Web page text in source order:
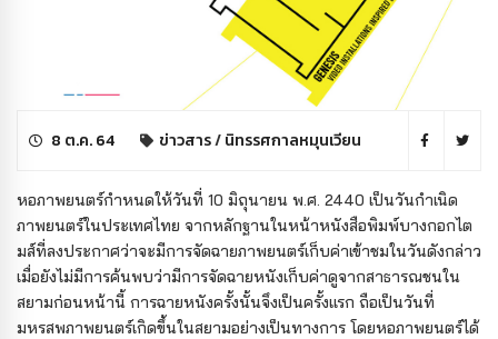
8 ต.ค. 64 ข่าวสาร/นิทรรศกาลหมุนเวียน
หอภาพยนตร์กำหนดให้วันที่ 10 มิถุนายน พ.ศ. 2440 เป็นวันกำเนิด
ภาพยนตร์ในประเทศไทย จากหลักฐานในหน้าหนังสือพิมพ์บางกอกไต
มส์ที่ลงประกาศว่าจะมีการจัดฉายภาพยนตร์เก็บค่าเข้าชมในวันดังกล่าว
เมื่อยังไม่มีการค้นพบว่ามีการจัดฉายหนังเก็บค่าดูจากสาธารณชนใน
สยามก่อนหน้านี้ การฉายหนังครั้งนั้นจึงเป็นครั้งแรก ถือเป็นวันที่
มหรสพภาพยนตร์เกิดขึ้นในสยามอย่างเป็นทางการ โดยหอภาพยนตร์ได้